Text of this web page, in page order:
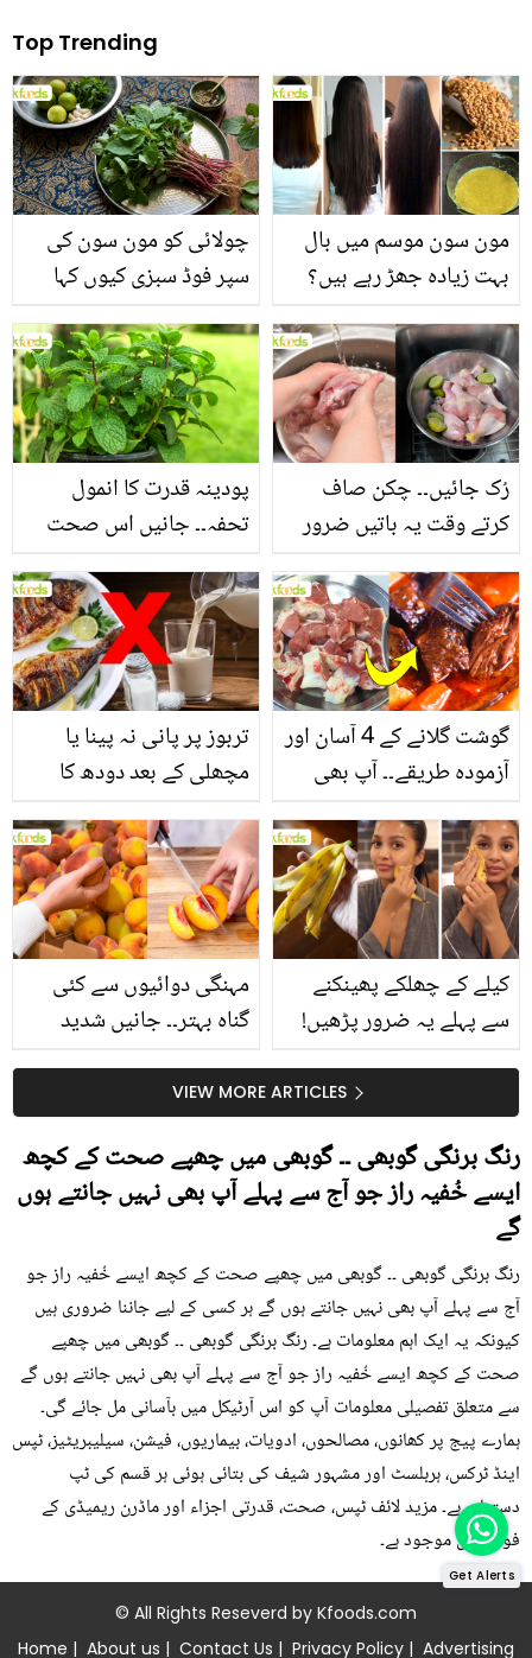
Top Trending
چولائی کو مون سون کی
سپر فوڈ سبزی کیوں کہا
جاتا ہے؟ جانیں وٹامنز،
منرلز اور اینٹی آکسیڈنٹس
سے بھرپور اس سبزی کے
فائدے
مون سون موسم میں بال
بہت زیادہ جھڑ رہے ہیں؟
جانیں بالوں کو مضبوط
بنانے کے چند قدرتی طریقے
پودینہ قدرت کا انمول
تحفہ۔۔ جانیں اس صحت
بخش پتوں کے 10 حیرت
انگیز طبی فوائد
رُک جائیں۔۔ چکن صاف
کرتے وقت یہ باتیں ضرور
یاد رکھیں
تربوز پر پانی نہ پینا یا
مچھلی کے بعد دودھ کا
استعمال۔۔ جانیں کھانوں
سے متعلق غلط فہمیوں کی
حقیقت کیا ہے اور افواہ
کیا؟
گوشت گلانے کے 4 آسان اور
آزمودہ طریقے۔۔ آپ بھی
جانیں انٹرنیشنل شیف کے
بتائے راز
مہنگی دوائیوں سے کئی
گناہ بہتر۔۔ جانیں شدید
گرمی کے موسم میں آڑو
کیوں کھانا چاہیے؟
کیلے کے چھلکے پھینکنے
سے پہلے یہ ضرور پڑھیں!
جلد کے 3 بڑے مسائل کا
سستا اور قدرتی حلVIEW MORE ARTICLES
رنگ برنگی گوبھی ۔۔ گوبھی میں چھپے صحت کے کچھ
ایسے خُفیہ راز جو آج سے پہلے آپ بھی نہیں جانتے ہوں
گے
رنگ برنگی گوبھی ۔۔ گوبھی میں چھپے صحت کے کچھ ایسے خُفیہ راز جو
آج سے پہلے آپ بھی نہیں جانتے ہوں گے ہر کسی کے لیے جاننا ضروری ہیں
کیونکہ یہ ایک اہم معلومات ہے۔ رنگ برنگی گوبھی ۔۔ گوبھی میں چھپے
صحت کے کچھ ایسے خُفیہ راز جو آج سے پہلے آپ بھی نہیں جانتے ہوں گے
سے متعلق تفصیلی معلومات آپ کو اس آرٹیکل میں بآسانی مل جائے گی۔
ہمارے پیج پر کھانوں، مصالحوں، ادویات، بیماریوں، فیشن، سیلیبریٹیز، ٹپس
اینڈ ٹرکس، ہربلسٹ اور مشہور شیف کی بتائی ہوئی ہر قسم کی ٹپ
دستیاب ہے۔ مزید لائف ٹپس، صحت، قدرتی اجزاء اور ماڈرن ریمیڈی کے
فوڈز میں موجود ہے۔
© All Rights Reseverd by Kfoods.com
Home | About us | Contact Us | Privacy Policy | Advertising
Get Alerts